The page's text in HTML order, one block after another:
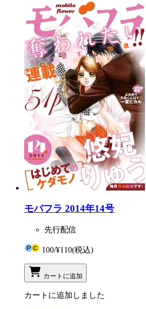
モバフラ 2014年14号
先行配信
100/¥110(税込)
カートに追加
カートに追加しました